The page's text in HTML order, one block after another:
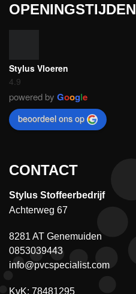
OPENINGSTIJDEN
Stylus Vloeren
4.9
powered by Google
beoordeel ons op
CONTACT
Stylus Stoffeerbedrijf
Achterweg 67
8281 AT Genemuiden
0853039443
info@pvcspecialist.com
KvK: 78481295